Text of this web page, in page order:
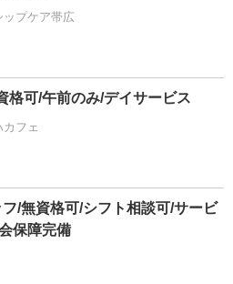
プケア帯広
格可/午前のみ/デイサービス
フェ
フ/無資格可/シフト相談可/サービ
保障完備